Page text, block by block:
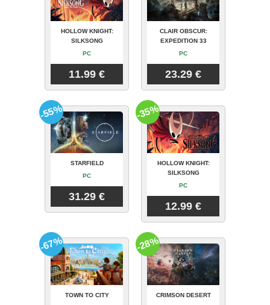
HOLLOW KNIGHT:
SILKSONG
PC
11.99 €
CLAIR OBSCUR:
EXPEDITION 33
PC
23.29 €
STARFIELD
PC
31.29 €
-55%
HOLLOW KNIGHT:
SILKSONG
PC
12.99 €
-35%
TOWN TO CITY
-67%
CRIMSON DESERT
-28%